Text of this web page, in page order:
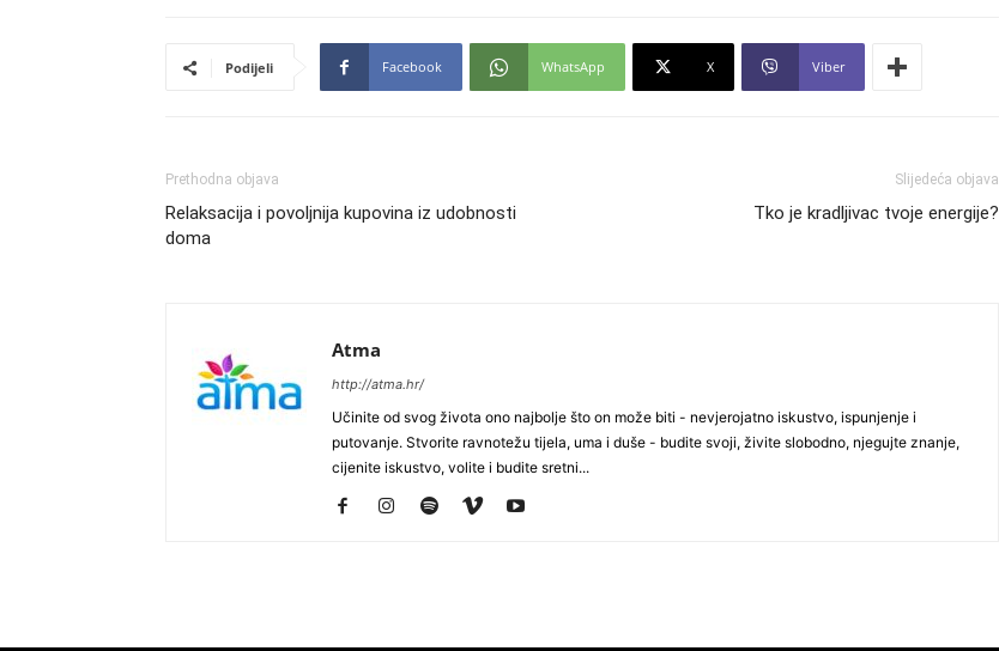
Podijeli Facebook WhatsApp X Viber
Prethodna objava
Relaksacija i povoljnija kupovina iz udobnosti
doma
Slijedeća objava
Tko je kradljivac tvoje energije?
Atma
http://atma.hr/
Učinite od svog života ono najbolje što on može biti - nevjerojatno iskustvo, ispunjenje i
putovanje. Stvorite ravnotežu tijela, uma i duše - budite svoji, živite slobodno, njegujte znanje,
cijenite iskustvo, volite i budite sretni...